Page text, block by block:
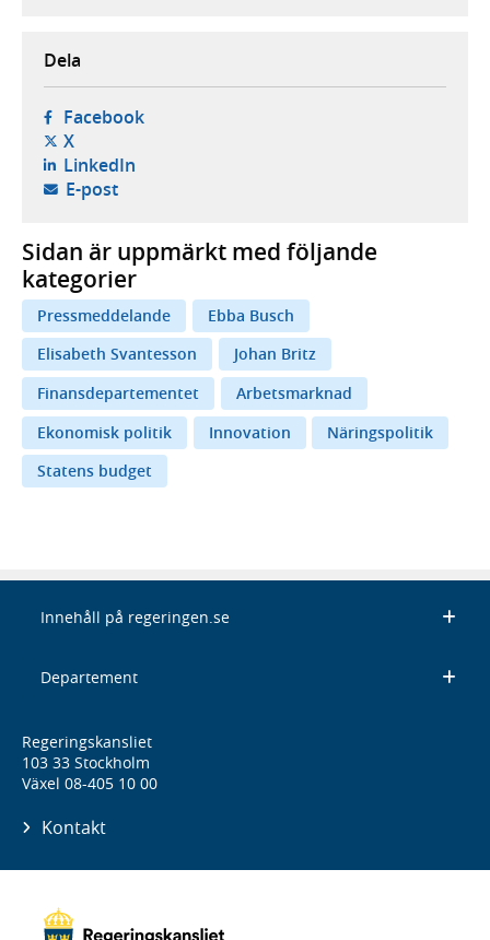
Dela
Facebook- öppnas i ny flik, extern webbplats,
X- öppnas i ny flik, extern webbplats,
LinkedIn- öppnas i ny flik, extern webbplats,
E-post- öppnar din e-postklient,
Sidan är uppmärkt med följande
kategorier
Pressmeddelande
Ebba Busch
Elisabeth Svantesson
Johan Britz
Finansdepartementet
Arbetsmarknad
Ekonomisk politik
Innovation
Näringspolitik
Statens budget
Innehåll på regeringen.se
Departement
Regeringskansliet
103 33 Stockholm
Växel 08-405 10 00
Kontakt